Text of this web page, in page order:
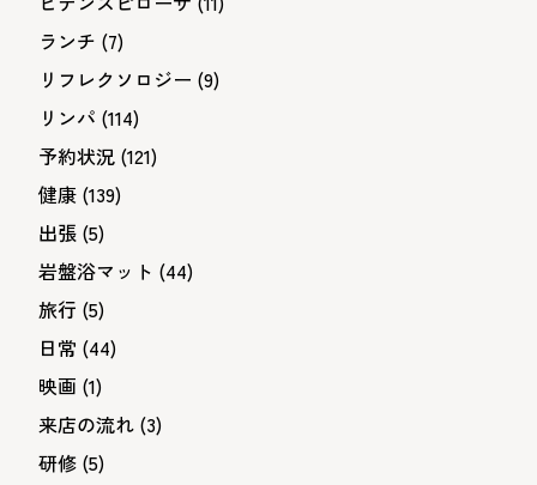
ランチ (7)
リフレクソロジー (9)
リンパ (114)
予約状況 (121)
健康 (139)
出張 (5)
岩盤浴マット (44)
旅行 (5)
日常 (44)
映画 (1)
来店の流れ (3)
研修 (5)